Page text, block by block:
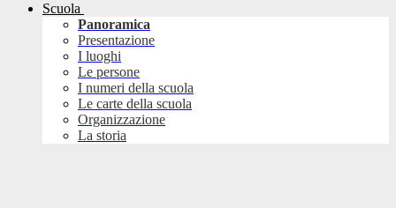
Scuola
Panoramica
Presentazione
I luoghi
Le persone
I numeri della scuola
Le carte della scuola
Organizzazione
La storia